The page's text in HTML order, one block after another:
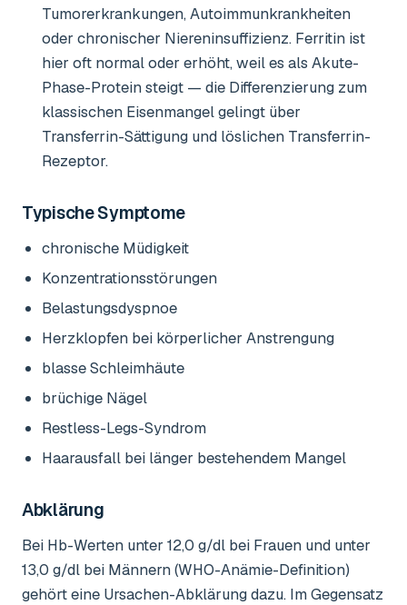
Tumorerkrankungen, Autoimmunkrankheiten
oder chronischer Niereninsuffizienz. Ferritin ist
hier oft normal oder erhöht, weil es als Akute-
Phase-Protein steigt — die Differenzierung zum
klassischen Eisenmangel gelingt über
Transferrin-Sättigung und löslichen Transferrin-
Rezeptor.
Typische Symptome
chronische Müdigkeit
Konzentrationsstörungen
Belastungsdyspnoe
Herzklopfen bei körperlicher Anstrengung
blasse Schleimhäute
brüchige Nägel
Restless-Legs-Syndrom
Haarausfall bei länger bestehendem Mangel
Abklärung
Bei Hb-Werten unter 12,0 g/dl bei Frauen und unter
13,0 g/dl bei Männern (WHO-Anämie-Definition)
gehört eine Ursachen-Abklärung dazu. Im Gegensatz